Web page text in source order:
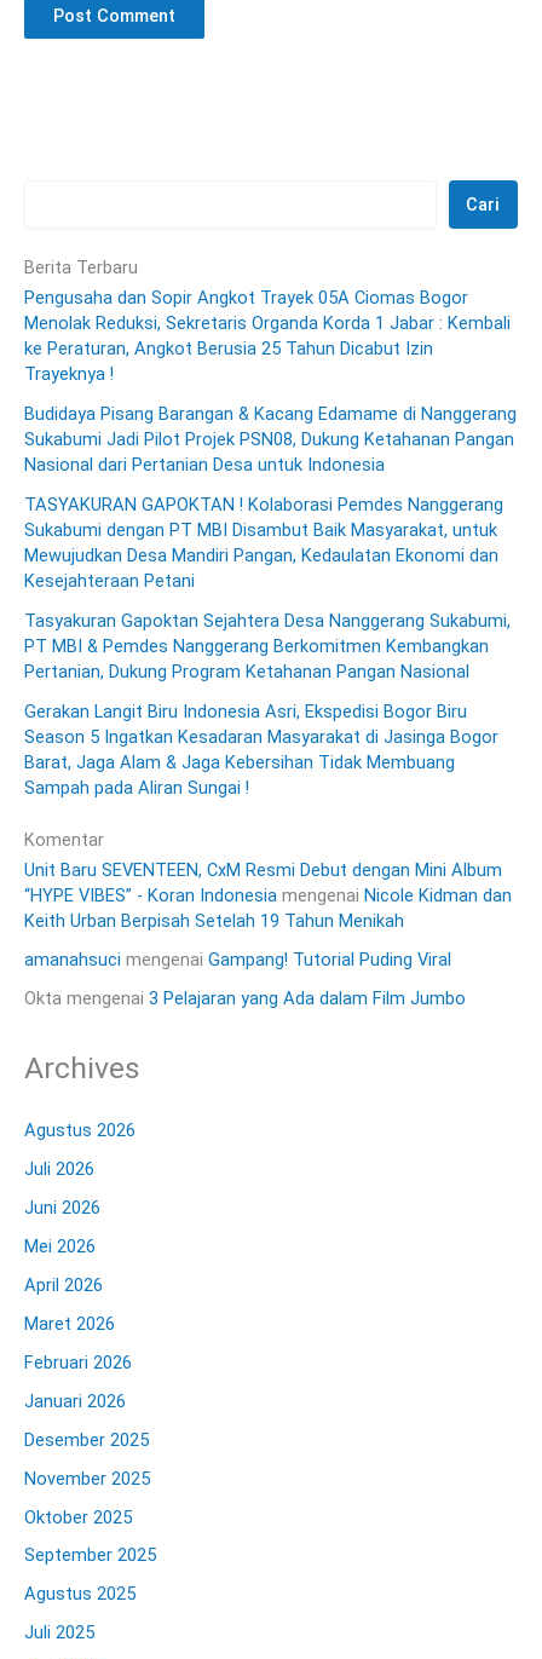
Cari
Berita Terbaru
Pengusaha dan Sopir Angkot Trayek 05A Ciomas Bogor
Menolak Reduksi, Sekretaris Organda Korda 1 Jabar : Kembali
ke Peraturan, Angkot Berusia 25 Tahun Dicabut Izin
Trayeknya !
Budidaya Pisang Barangan & Kacang Edamame di Nanggerang
Sukabumi Jadi Pilot Projek PSN08, Dukung Ketahanan Pangan
Nasional dari Pertanian Desa untuk Indonesia
TASYAKURAN GAPOKTAN ! Kolaborasi Pemdes Nanggerang
Sukabumi dengan PT MBI Disambut Baik Masyarakat, untuk
Mewujudkan Desa Mandiri Pangan, Kedaulatan Ekonomi dan
Kesejahteraan Petani
Tasyakuran Gapoktan Sejahtera Desa Nanggerang Sukabumi,
PT MBI & Pemdes Nanggerang Berkomitmen Kembangkan
Pertanian, Dukung Program Ketahanan Pangan Nasional
Gerakan Langit Biru Indonesia Asri, Ekspedisi Bogor Biru
Season 5 Ingatkan Kesadaran Masyarakat di Jasinga Bogor
Barat, Jaga Alam & Jaga Kebersihan Tidak Membuang
Sampah pada Aliran Sungai !
Komentar
Unit Baru SEVENTEEN, CxM Resmi Debut dengan Mini Album
“HYPE VIBES” - Koran Indonesia mengenai Nicole Kidman dan
Keith Urban Berpisah Setelah 19 Tahun Menikah
amanahsuci mengenai Gampang! Tutorial Puding Viral
Okta mengenai 3 Pelajaran yang Ada dalam Film Jumbo
Archives
Agustus 2026
Juli 2026
Juni 2026
Mei 2026
April 2026
Maret 2026
Februari 2026
Januari 2026
Desember 2025
November 2025
Oktober 2025
September 2025
Agustus 2025
Juli 2025